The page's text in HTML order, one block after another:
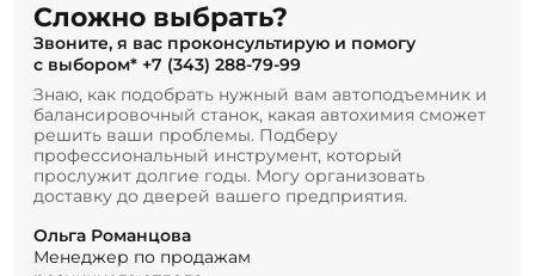
Сложно выбрать?
Звоните, я вас проконсультирую и помогу
с выбором* +7 (343) 288-79-99
Знаю, как подобрать нужный вам автоподъемник и
балансировочный станок, какая автохимия сможет
решить ваши проблемы. Подберу
профессиональный инструмент, который
прослужит долгие годы. Могу организовать
доставку до дверей вашего предприятия.
Ольга Романцова
Менеджер по продажам